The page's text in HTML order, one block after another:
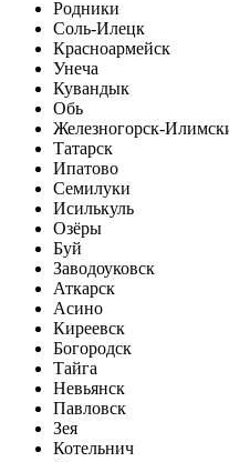
Родники
Соль-Илецк
Красноармейск
Унеча
Кувандык
Обь
Железногорск-
Татарск
Ипатово
Семилуки
Исилькуль
Озёры
Буй
Заводоуковск
Аткарск
Асино
Киреевск
Богородск
Тайга
Невьянск
Павловск
Зея
Котельнич